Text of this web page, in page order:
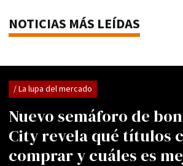
NOTICIAS MÁS LEÍDAS
Nuevo semáforo de
City revela qué títulos
comprar y cuáles es
/ La lupa del mercado